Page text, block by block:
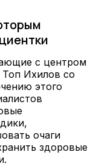
с центром
Ихилов со
этого
очаги
здоровые